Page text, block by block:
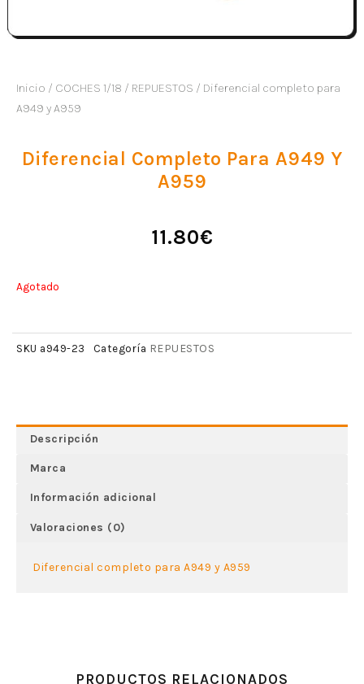
Inicio / COCHES 1/18 / REPUESTOS / Diferencial completo para
A949 y A959
Diferencial Completo Para A949 Y
A959
11.80€
Agotado
SKU a949-23 Categoría REPUESTOS
Descripción
Marca
Información adicional
Valoraciones (0)
Diferencial completo para A949 y A959
PRODUCTOS RELACIONADOS